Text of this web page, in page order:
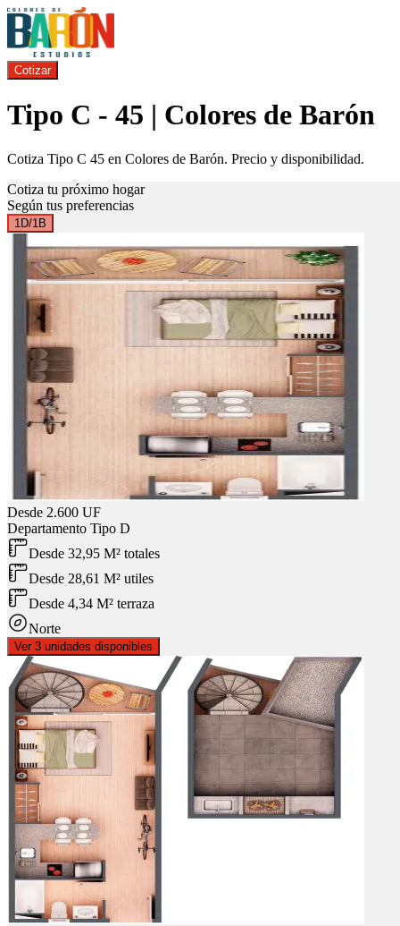
Cotizar
Tipo C - 45 | Colores de Barón
Cotiza Tipo C 45 en Colores de Barón. Precio y disponibilidad.
Cotiza tu próximo hogar
Según tus preferencias
1D/1B
Desde 2.600 UF
Departamento Tipo D
Desde 32,95 M² totales
Desde 28,61 M² utiles
Desde 4,34 M² terraza
Norte
Ver 3 unidades disponibles